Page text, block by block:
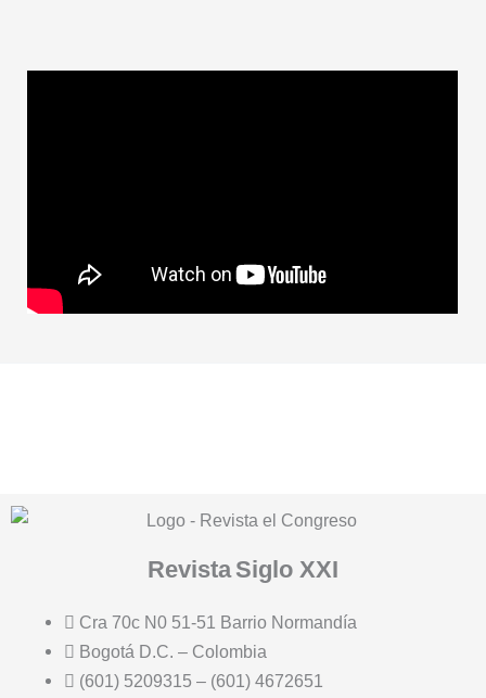
Revista Siglo XXI
Cra 70c N0 51-51 Barrio Normandía
Bogotá D.C. – Colombia
(601) 5209315 – (601) 4672651